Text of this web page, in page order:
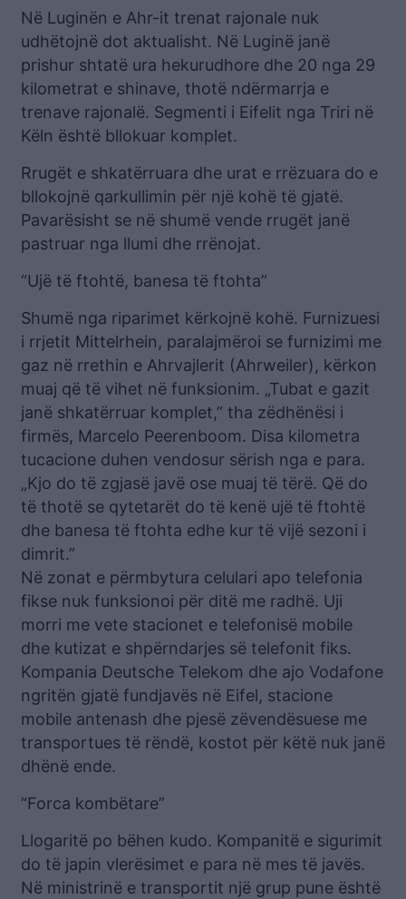
Në Luginën e Ahr-it trenat rajonale nuk
udhëtojnë dot aktualisht. Në Luginë janë
prishur shtatë ura hekurudhore dhe 20 nga 29
kilometrat e shinave, thotë ndërmarrja e
trenave rajonalë. Segmenti i Eifelit nga Triri në
Këln është bllokuar komplet.
Rrugët e shkatërruara dhe urat e rrëzuara do e
bllokojnë qarkullimin për një kohë të gjatë.
Pavarësisht se në shumë vende rrugët janë
pastruar nga llumi dhe rrënojat.
“Ujë të ftohtë, banesa të ftohta”
Shumë nga riparimet kërkojnë kohë. Furnizuesi
i rrjetit Mittelrhein, paralajmëroi se furnizimi me
gaz në rrethin e Ahrvajlerit (Ahrweiler), kërkon
muaj që të vihet në funksionim. „Tubat e gazit
janë shkatërruar komplet,” tha zëdhënësi i
firmës, Marcelo Peerenboom. Disa kilometra
tucacione duhen vendosur sërish nga e para.
„Kjo do të zgjasë javë ose muaj të tërë. Që do
të thotë se qytetarët do të kenë ujë të ftohtë
dhe banesa të ftohta edhe kur të vijë sezoni i
dimrit.”
Në zonat e përmbytura celulari apo telefonia
fikse nuk funksionoi për ditë me radhë. Uji
morri me vete stacionet e telefonisë mobile
dhe kutizat e shpërndarjes së telefonit fiks.
Kompania Deutsche Telekom dhe ajo Vodafone
ngritën gjatë fundjavës në Eifel, stacione
mobile antenash dhe pjesë zëvendësuese me
transportues të rëndë, kostot për këtë nuk janë
dhënë ende.
“Forca kombëtare”
Llogaritë po bëhen kudo. Kompanitë e sigurimit
do të japin vlerësimet e para në mes të javës.
Në ministrinë e transportit një grup pune është